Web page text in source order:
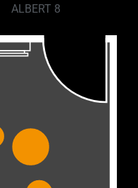
ALBERT 8